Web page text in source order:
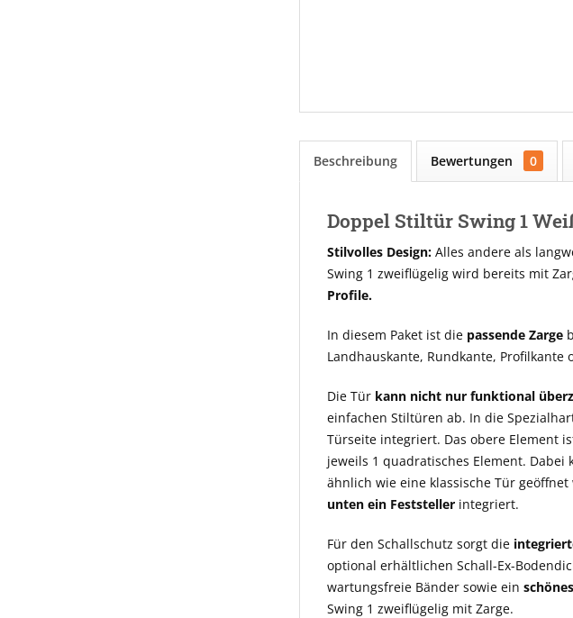
Beschreibung Bewertungen 0
Doppel Stiltür Swing 1
Stilvolles Design: Alles andere als
Swing 1 zweiflügelig wird bereits mit
Profile.
In diesem Paket ist die passende Zarge
Landhauskante, Rundkante,
Die Tür kann nicht nur funktional
einfachen Stiltüren ab. In die
Türseite integriert. Das obere Element
jeweils 1 quadratisches Element.
ähnlich wie eine klassische Tür
unten ein Feststeller integriert.
Für den Schallschutz sorgt die
optional erhältlichen Schall-Ex-
wartungsfreie Bänder sowie ein
Swing 1 zweiflügelig mit Zarge.